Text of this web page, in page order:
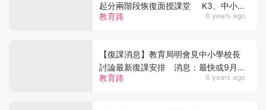
教育路 6 years ago
起分兩階段恢復面授課堂 K3、中小
學一、五、六年級率先復課！
教育路 6 years ago
【復課消息】教育局明會見中小學校長
討論最新復課安排 消息：最快或9月
中開始分階段復課